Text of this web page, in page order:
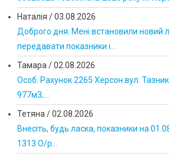
Наталія /03.08.2026
Доброго дня. Мені встановили новий
передавати показники і...
Тамара /02.08.2026
Особ. Рахунок 2265 Херсон вул.
977м3;...
Тетяна /02.08.2026
Внесіть, будь ласка, показники на
1313 О/р...